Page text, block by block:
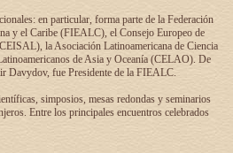
en particular, forma parte de la Federación
y el Caribe (FIEALC), el Consejo Europeo de
la Asociación Latinoamericana de Ciencia
de Asia y Oceanía (CELAO). De
Davydov, fue Presidente de la FIEALC.
simposios, mesas redondas y seminarios
Entre los principales encuentros celebrados